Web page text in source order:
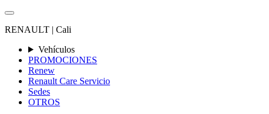
RENAULT | Cali
Vehículos
PROMOCIONES
Renew
Renault Care Servicio
Sedes
OTROS